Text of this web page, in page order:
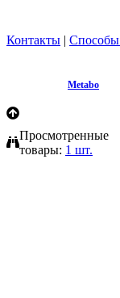
Контакты |
Metabo
Просмотренные
товары: 1 шт.